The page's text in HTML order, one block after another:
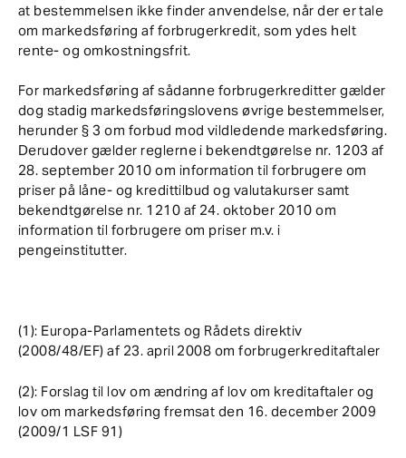
at bestemmelsen ikke finder anvendelse, når der er tale
om markedsføring af forbrugerkredit, som ydes helt
rente- og omkostningsfrit.
For markedsføring af sådanne forbrugerkreditter gælder
dog stadig markedsføringslovens øvrige bestemmelser,
herunder § 3 om forbud mod vildledende markedsføring.
Derudover gælder reglerne i bekendtgørelse nr. 1203 af
28. september 2010 om information til forbrugere om
priser på låne- og kredittilbud og valutakurser samt
bekendtgørelse nr. 1210 af 24. oktober 2010 om
information til forbrugere om priser m.v. i
pengeinstitutter.
(1): Europa-Parlamentets og Rådets direktiv
(2008/48/EF) af 23. april 2008 om forbrugerkreditaftaler
(2): Forslag til lov om ændring af lov om kreditaftaler og
lov om markedsføring fremsat den 16. december 2009
(2009/1 LSF 91)